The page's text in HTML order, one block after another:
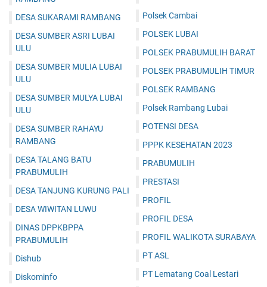
DESA SUKARAMI RAMBANG
DESA SUMBER ASRI LUBAI
ULU
DESA SUMBER MULIA LUBAI
ULU
DESA SUMBER MULYA LUBAI
ULU
DESA SUMBER RAHAYU
RAMBANG
DESA TALANG BATU
PRABUMULIH
DESA TANJUNG KURUNG PALI
DESA WIWITAN LUWU
DINAS DPPKBPPA
PRABUMULIH
Dishub
Diskominfo
Polsek Cambai
POLSEK LUBAI
POLSEK PRABUMULIH BARAT
POLSEK PRABUMULIH TIMUR
POLSEK RAMBANG
Polsek Rambang Lubai
POTENSI DESA
PPPK KESEHATAN 2023
PRABUMULIH
PRESTASI
PROFIL
PROFIL DESA
PROFIL WALIKOTA SURABAYA
PT ASL
PT Lematang Coal Lestari